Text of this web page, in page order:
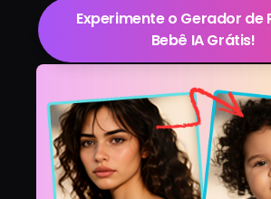
Experimente o Gerador de
Bebê IA Grátis!